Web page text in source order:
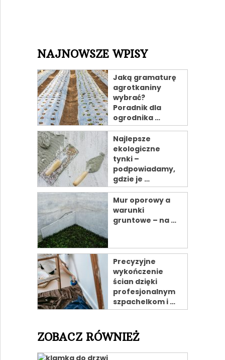
NAJNOWSZE WPISY
Jaką gramaturę
agrotkaniny
wybrać?
Poradnik dla
ogrodnika …
Najlepsze
ekologiczne
tynki –
podpowiadamy,
gdzie je …
Mur oporowy a
warunki
gruntowe – na …
Precyzyjne
wykończenie
ścian dzięki
profesjonalnym
szpachelkom i …
ZOBACZ RÓWNIEŻ